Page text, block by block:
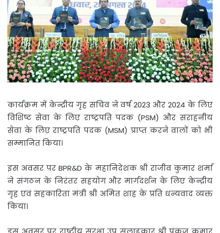
कार्यक्रम में केन्द्रीय गृह सचिव ने वर्ष 2023 और 2024 के लिए
विशिष्ट सेवा के लिए राष्ट्रपति पदक (PSM) और सराहनीय
सेवा के लिए राष्ट्रपति पदक (MSM) प्राप्त करने वालों को भी
सम्मानित किया।
इस अवसर पर BPR&D के महानिदेशक श्री राजीव कुमार शर्मा
ने संगठन के निरंतर सहयोग और मार्गदर्शन के लिए केन्द्रीय
गृह एवं सहकारिता मंत्री श्री अमित शाह के प्रति धन्यवाद व्यक्त
किया।